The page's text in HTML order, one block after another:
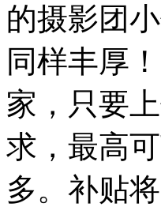
的摄影团
同样丰厚
家，只要
求，最高
多。补贴